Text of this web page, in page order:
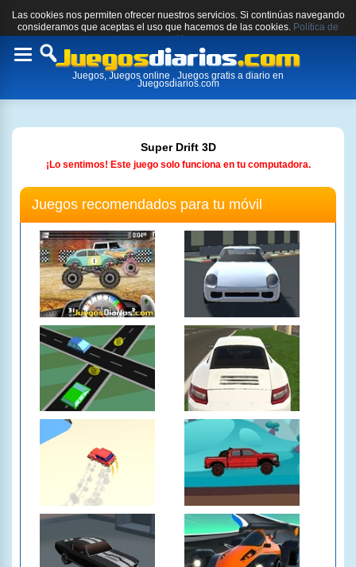
Las cookies nos permiten ofrecer nuestros servicios. Si continúas navegando
consideramos que aceptas el uso que hacemos de las cookies. Política de
cookies.
Toggle
Juegos, Juegos online , Juegos gratis a diario en
Juegosdiarios.com
Super Drift 3D
¡Lo sentimos! Este juego solo funciona en tu computadora.
Juegos recomendados para tu móvil